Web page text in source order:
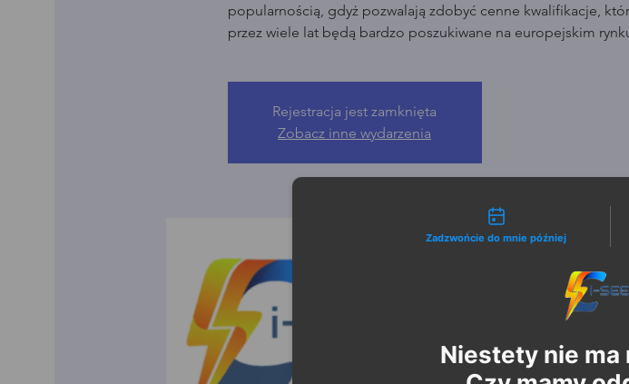
popularnością, gdyż pozwalają zdobyć cenne kwalifikacje,
przez wiele lat będą bardzo poszukiwane na europejskim
Rejestracja jest zamknięta
Zobacz inne wydarzenia
Możliwości kontaktu
Zadzwońcie do mnie później
Niestety nie ma